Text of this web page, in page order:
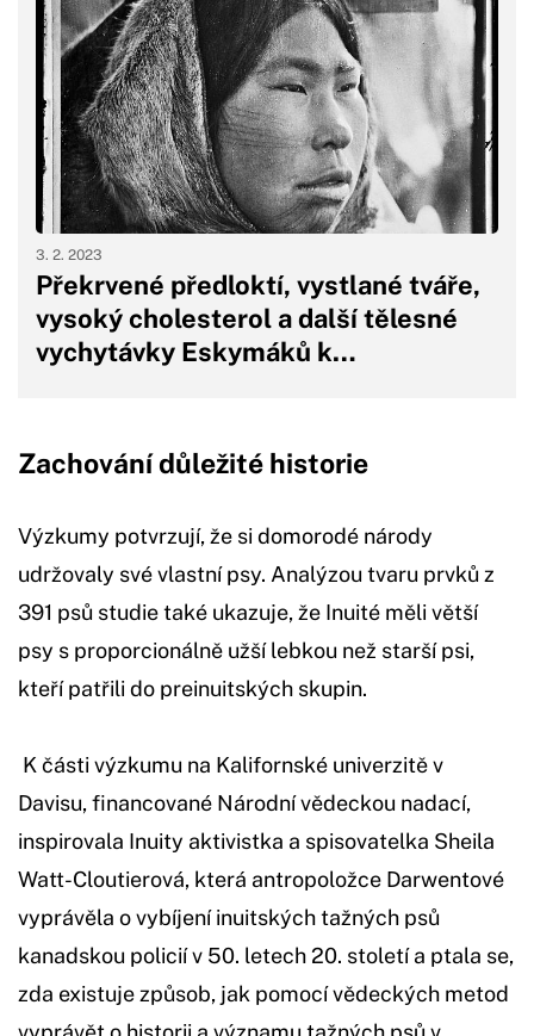
Překrvené předloktí, vystlané tváře,
vysoký cholesterol a další tělesné
vychytávky Eskymáků k…
3. 2. 2023
Zachování důležité historie
Výzkumy potvrzují, že si domorodé národy
udržovaly své vlastní psy. Analýzou tvaru prvků z
391 psů studie také ukazuje, že Inuité měli větší
psy s proporcionálně užší lebkou než starší psi,
kteří patřili do preinuitských skupin.
K části výzkumu na Kalifornské univerzitě v
Davisu, financované Národní vědeckou nadací,
inspirovala Inuity aktivistka a spisovatelka Sheila
Watt-Cloutierová, která antropoložce Darwentové
vyprávěla o vybíjení inuitských tažných psů
kanadskou policií v 50. letech 20. století a ptala se,
zda existuje způsob, jak pomocí vědeckých metod